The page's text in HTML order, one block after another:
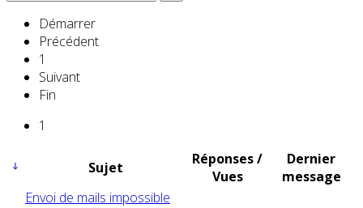
Démarrer
Précédent
1
Suivant
Fin
1
Sujet
Réponses /
Vues
Dernier
message
Envoi de mails impossible